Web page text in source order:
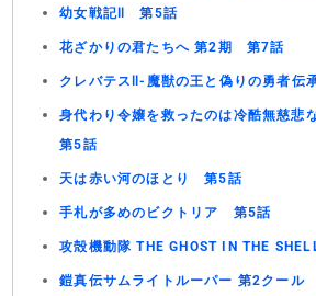
幼女戦記Ⅱ 第5話
花ざかりの君たちへ 第2期 第7話
クレバテスⅡ-魔獣の王と偽りの勇者
身代わり令嬢を救ったのは冷酷無慈悲
第5話
天は赤い河のほとり 第5話
手札が多めのビクトリア 第5話
攻殻機動隊 THE GHOST IN THE
鎧真伝サムライトルーパー 第2クー